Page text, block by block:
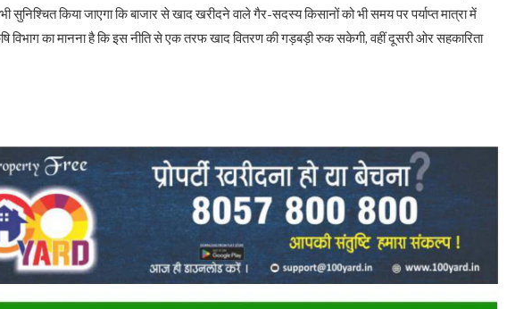
सुनिश्चित किया जाएगा कि बाजार से खाद खरीदने वाले गैर-सदस्य किसानों को भी समय पर पर्याप्त मात्रा में
विभाग का मानना है कि इस नीति से एक तरफ खाद वितरण की गड़बड़ी रुक सकेगी, वहीं दूसरी ओर सहकारिता